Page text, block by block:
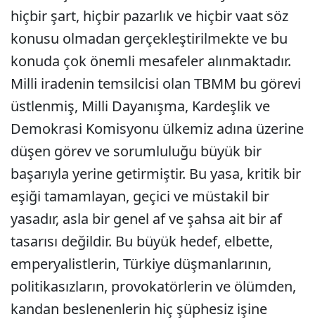
hiçbir şart, hiçbir pazarlık ve hiçbir vaat söz
konusu olmadan gerçekleştirilmekte ve bu
konuda çok önemli mesafeler alınmaktadır.
Milli iradenin temsilcisi olan TBMM bu görevi
üstlenmiş, Milli Dayanışma, Kardeşlik ve
Demokrasi Komisyonu ülkemiz adına üzerine
düşen görev ve sorumluluğu büyük bir
başarıyla yerine getirmiştir. Bu yasa, kritik bir
eşiği tamamlayan, geçici ve müstakil bir
yasadır, asla bir genel af ve şahsa ait bir af
tasarısı değildir. Bu büyük hedef, elbette,
emperyalistlerin, Türkiye düşmanlarının,
politikasızların, provokatörlerin ve ölümden,
kandan beslenenlerin hiç şüphesiz işine